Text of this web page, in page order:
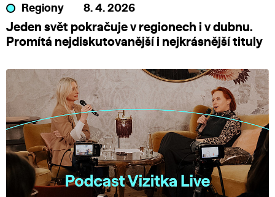
Regiony 8. 4. 2026
Jeden svět pokračuje v regionech i v dubnu.
Promítá nejdiskutovanější i nejkrásnější tituly